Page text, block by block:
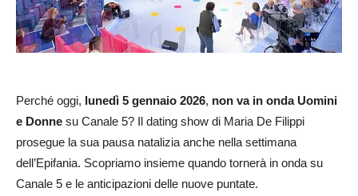
Perché oggi, lunedì 5 gennaio 2026, non va in onda Uomini
e Donne su Canale 5? Il dating show di Maria De Filippi
prosegue la sua pausa natalizia anche nella settimana
dell’Epifania. Scopriamo insieme quando tornerà in onda su
Canale 5 e le anticipazioni delle nuove puntate.